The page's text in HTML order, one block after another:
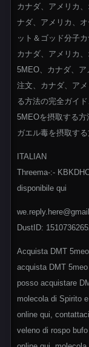
カナダ、アメリカ
ナダ、アメリカ、
ット＆ゴッド分子
カナダ、アメリカ
5MEO、カナダ、
注文、カナダ、ア
る方法の完全ガイ
5MEOを摂取する
ガエル毒を摂取す
ITALIAN
Threema-:-
disponibile qui
DustID:
Acquista DMT
acquista DMT
posso acquistare
molecola di Spirito
online qui,
veleno di rospo